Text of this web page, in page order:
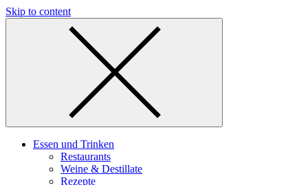
Skip to content
Essen und Trinken
Restaurants
Weine & Destillate
Rezepte